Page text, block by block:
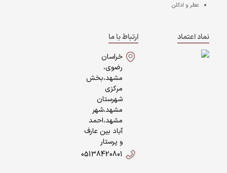
عطر و ادکلن
نماد اعتماد
ارتباط با ما
خراسان
رضوی،
مشهد،بخش
مرکزی
شهرستان
مشهد،شهر
مشهد،احمد
آباد بین عارف
و پرستار
05138420801